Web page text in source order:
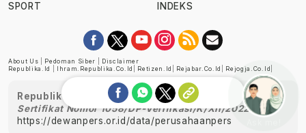
SPORT
INDEKS
About Us Pedoman Siber
Disclaimer
Republika.id
Ihram.republika.co.id Retizen.id Rejabar.co.id Rejogja.co.id
Republika telah diverifikasi oleh Dewan Pers
Sertifikat Nomor 1058/DP-Verifikasi/K/XII/2022
https://dewanpers.or.id/data/perusahaanpers